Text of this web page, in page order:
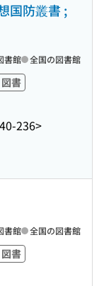
国防叢書 ;
図書
236>
書館 全国の図書館
図書
書館 全国の図書館